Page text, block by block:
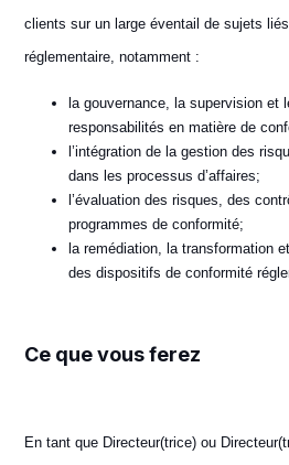
clients sur un large éventail de sujets
réglementaire, notamment :
la gouvernance, la supervision et
responsabilités en matière de
l’intégration de la gestion des
dans les processus d’affaires;
l’évaluation des risques, des
programmes de conformité;
la remédiation, la transformation
des dispositifs de conformité
Ce que vous ferez
En tant que Directeur(trice) ou